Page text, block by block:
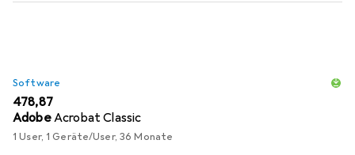
Software
EUR
478,87
AdobeAcrobat Classic
1 User, 1 Geräte/User, 36 Monate